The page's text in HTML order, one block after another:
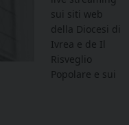
sui siti web
della Diocesi di
Ivrea e de Il
Risveglio
Popolare e sui